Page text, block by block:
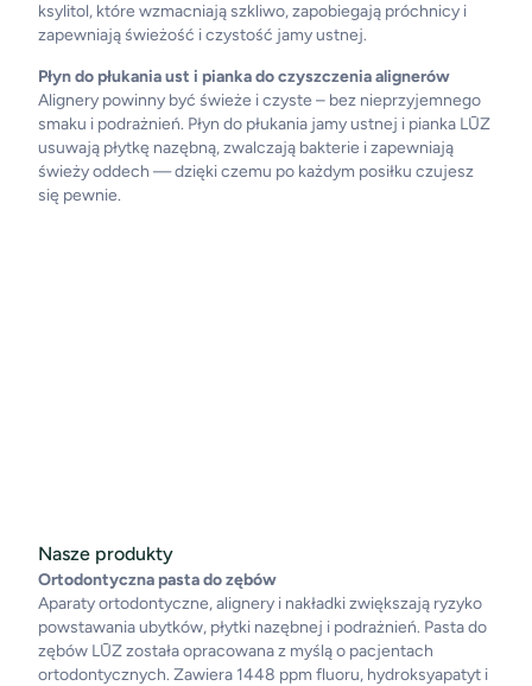
ksylitol, które wzmacniają szkliwo, zapobiegają próchnicy i
zapewniają świeżość i czystość jamy ustnej.
Płyn do płukania ust i pianka do czyszczenia alignerów
Alignery powinny być świeże i czyste – bez nieprzyjemnego
smaku i podrażnień. Płyn do płukania jamy ustnej i pianka LŪZ
usuwają płytkę nazębną, zwalczają bakterie i zapewniają
świeży oddech — dzięki czemu po każdym posiłku czujesz
się pewnie.
Nasze produkty
Ortodontyczna pasta do zębów
Aparaty ortodontyczne, alignery i nakładki zwiększają ryzyko
powstawania ubytków, płytki nazębnej i podrażnień. Pasta do
zębów LŪZ została opracowana z myślą o pacjentach
ortodontycznych. Zawiera 1448 ppm fluoru, hydroksyapatyt i